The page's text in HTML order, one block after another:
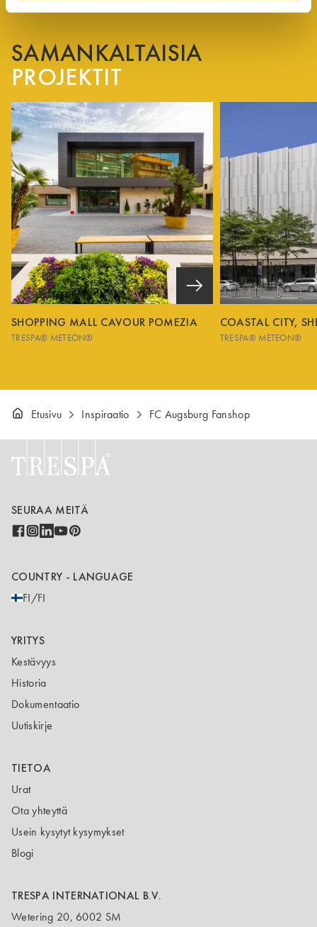
SAMANKALTAISIA
PROJEKTIT
SHOPPING MALL CAVOUR POMEZIA
TRESPA® METEON®
COASTAL CITY,
TRESPA® METEON®
Etusivu Inspiraatio FC Augsburg Fanshop
SEURAA MEITÄ
COUNTRY - LANGUAGE
FI/FI
YRITYS
Kestävyys
Historia
Dokumentaatio
Uutiskirje
TIETOA
Urat
Ota yhteyttä
Usein kysytyt kysymykset
Blogi
TRESPA INTERNATIONAL B.V.
Wetering 20, 6002 SM